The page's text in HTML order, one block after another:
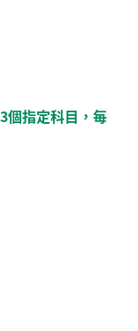
個指定科目，每